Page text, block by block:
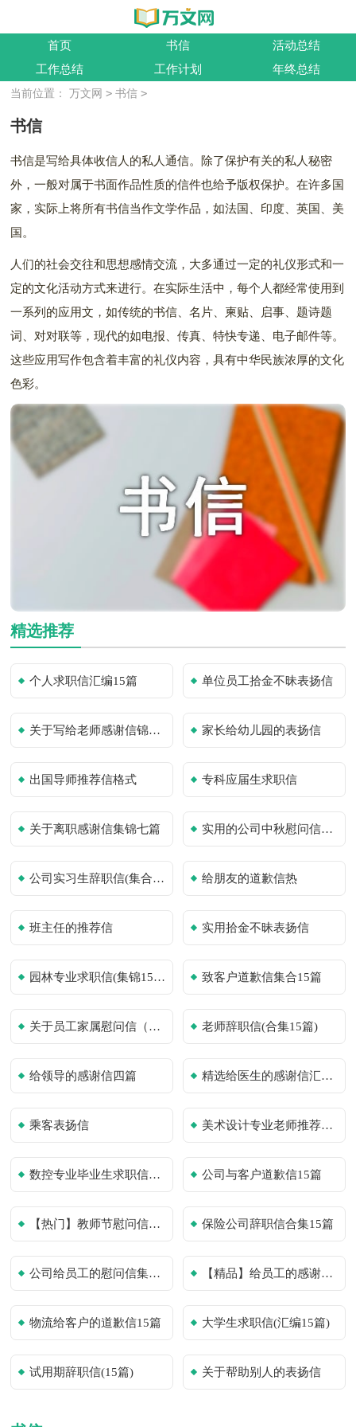
首页 书信
活动总结
工作总结
工作计划 年终总结
当前位置： 万文网 > 书信 >
书信
书信是写给具体收信人的私人通信。除了保护有关的私人秘密
外，一般对属于书面作品性质的信件也给予版权保护。在许多国
家，实际上将所有书信当作文学作品，如法国、印度、英国、美
国。
人们的社会交往和思想感情交流，大多通过一定的礼仪形式和一
定的文化活动方式来进行。在实际生活中，每个人都经常使用到
一系列的应用文，如传统的书信、名片、柬贴、启事、题诗题
词、对对联等，现代的如电报、传真、特快专递、电子邮件等。
这些应用写作包含着丰富的礼仪内容，具有中华民族浓厚的文化
色彩。
精选推荐
个人求职信汇编15篇 单位员工拾金不昧表扬信
关于写给老师感谢信锦集7篇 家长给幼儿园的表扬信
出国导师推荐信格式 专科应届生求职信
关于离职感谢信集锦七篇 实用的公司中秋慰问信四篇
公司实习生辞职信(集合15篇) 给朋友的道歉信热
班主任的推荐信 实用拾金不昧表扬信
园林专业求职信(集锦15篇) 致客户道歉信集合15篇
关于员工家属慰问信（通用11篇） 老师辞职信(合集15篇)
给领导的感谢信四篇 精选给医生的感谢信汇总4篇
乘客表扬信 美术设计专业老师推荐信范文
数控专业毕业生求职信汇编15篇 公司与客户道歉信15篇
【热门】教师节慰问信四篇 保险公司辞职信合集15篇
公司给员工的慰问信集合五篇 【精品】给员工的感谢信集合6篇
物流给客户的道歉信15篇 大学生求职信(汇编15篇)
试用期辞职信(15篇) 关于帮助别人的表扬信